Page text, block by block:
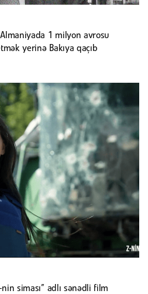
Almaniyada 1 milyon avrosu
yerinə Bakıya qaçıb
nin siması” adlı sənədli film